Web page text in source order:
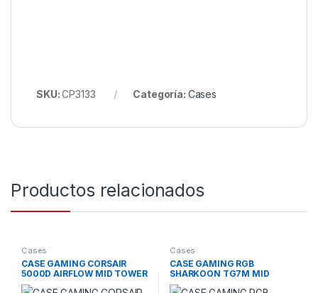
SKU:CP3133 Categoría: Cases
Productos relacionados
Cases
CASE GAMING CORSAIR
5000D AIRFLOW MID TOWER
VENTILADORES 2 DE 120MM
Cases
CASE GAMING RGB
SHARKOON TG7M MID
TOWER VENTILADORES 4 DE